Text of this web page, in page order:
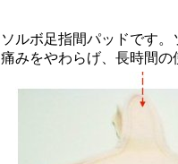
ソルボ足指間パッドです
痛みをやわらげ、長時間の